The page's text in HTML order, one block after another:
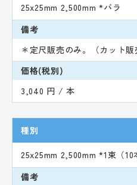
25x25mm 2,500mm *バラ
備考
＊定尺販売のみ。（カット販
価格(税別)
3,040 円 / 本
種別
25x25mm 2,500mm *1束（10
備考